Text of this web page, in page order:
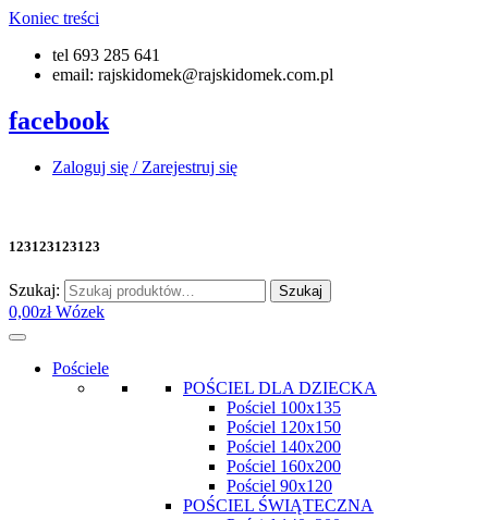
Koniec treści
tel 693 285 641
email: rajskidomek@rajskidomek.com.pl
facebook
Zaloguj się / Zarejestruj się
123123123123
Szukaj: Szukaj
0,00zł Wózek
Pościele
POŚCIEL DLA DZIECKA
Pościel 100x135
Pościel 120x150
Pościel 140x200
Pościel 160x200
Pościel 90x120
POŚCIEL ŚWIĄTECZNA